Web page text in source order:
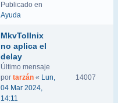
Publicado en
Ayuda
MkvTollnix
no aplica el
delay
Último mensaje
por tarzán « Lun,
04 Mar 2024,
14:11
14007